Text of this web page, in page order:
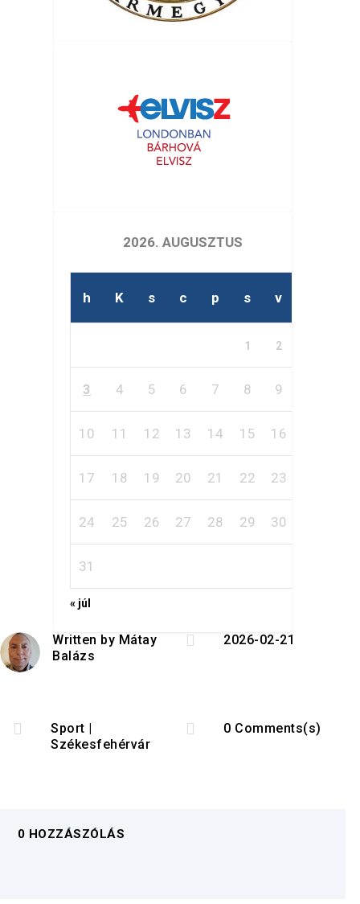
2026. AUGUSZTUS
h K s c p s v
1 2
3 4 5 6 7 8 9
10 11 12 13 14 15 16
17 18 19 20 21 22 23
24 25 26 27 28 29 30
31
« júl
Written by Mátay
Balázs
 2026-02-21
 Sport
Székesfehérvár
 0 Comments(s)
0 HOZZÁSZÓLÁS